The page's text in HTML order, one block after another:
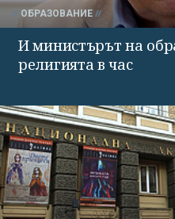
ОБРАЗОВАНИЕ
И министърът на
религията в час